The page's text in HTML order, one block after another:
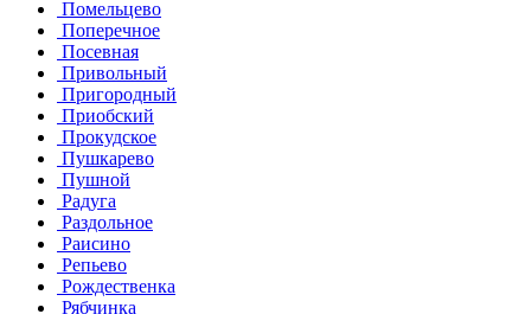
Помельцево
Поперечное
Посевная
Привольный
Пригородный
Приобский
Прокудское
Пушкарево
Пушной
Радуга
Раздольное
Раисино
Репьево
Рождественка
Рябчинка